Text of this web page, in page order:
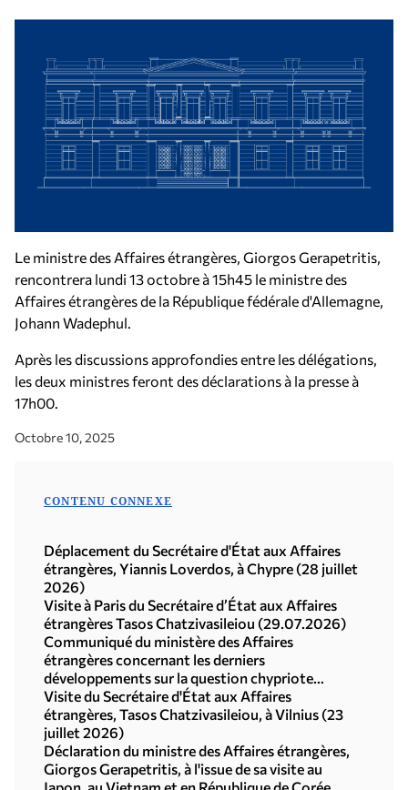
Le ministre des Affaires étrangères, Giorgos Gerapetritis,
rencontrera lundi 13 octobre à 15h45 le ministre des
Affaires étrangères de la République fédérale d'Allemagne,
Johann Wadephul.
Après les discussions approfondies entre les délégations,
les deux ministres feront des déclarations à la presse à
17h00.
Octobre 10, 2025
CONTENU CONNEXE
Déplacement du Secrétaire d'État aux Affaires
étrangères, Yiannis Loverdos, à Chypre (28 juillet
2026)
Visite à Paris du Secrétaire d’État aux Affaires
étrangères Tasos Chatzivasileiou (29.07.2026)
Communiqué du ministère des Affaires
étrangères concernant les derniers
développements sur la question chypriote
(29.07.2026)
Visite du Secrétaire d'État aux Affaires
étrangères, Tasos Chatzivasileiou, à Vilnius (23
juillet 2026)
Déclaration du ministre des Affaires étrangères,
Giorgos Gerapetritis, à l'issue de sa visite au